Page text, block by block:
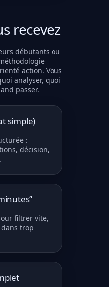
recevez
débutants ou
action. Vous
analyser, quoi
passer.
simple)
:
décision,
filtrer vite,
trop